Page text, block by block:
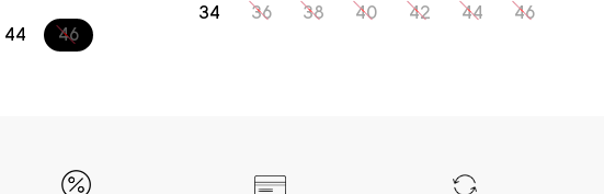
44 46
34 36 38 40 42 44 46